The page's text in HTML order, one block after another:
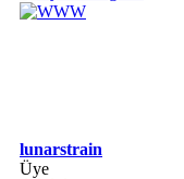
lunarstrain
Üye